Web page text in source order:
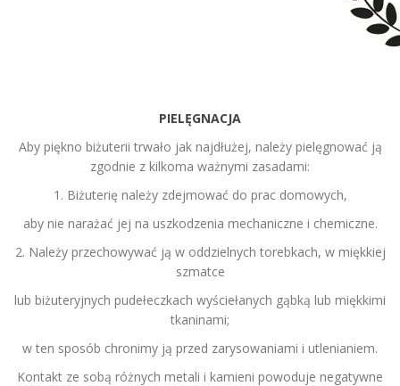
PIELĘGNACJA
Aby piękno biżuterii trwało jak najdłużej, należy pielęgnować ją
zgodnie z kilkoma ważnymi zasadami:
1. Biżuterię należy zdejmować do prac domowych,
aby nie narażać jej na uszkodzenia mechaniczne i chemiczne.
2. Należy przechowywać ją w oddzielnych torebkach, w miękkiej
szmatce
lub biżuteryjnych pudełeczkach wyściełanych gąbką lub miękkimi
tkaninami;
w ten sposób chronimy ją przed zarysowaniami i utlenianiem.
Kontakt ze sobą różnych metali i kamieni powoduje negatywne